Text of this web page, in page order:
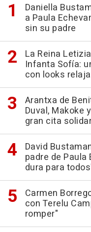
Daniella
a Paula
sin su padre
La Reina
Infanta Sofía:
con looks
Arantxa de
Duval, Makoke
gran cita
David
padre de
dura para
Carmen
con Terelu
romper"